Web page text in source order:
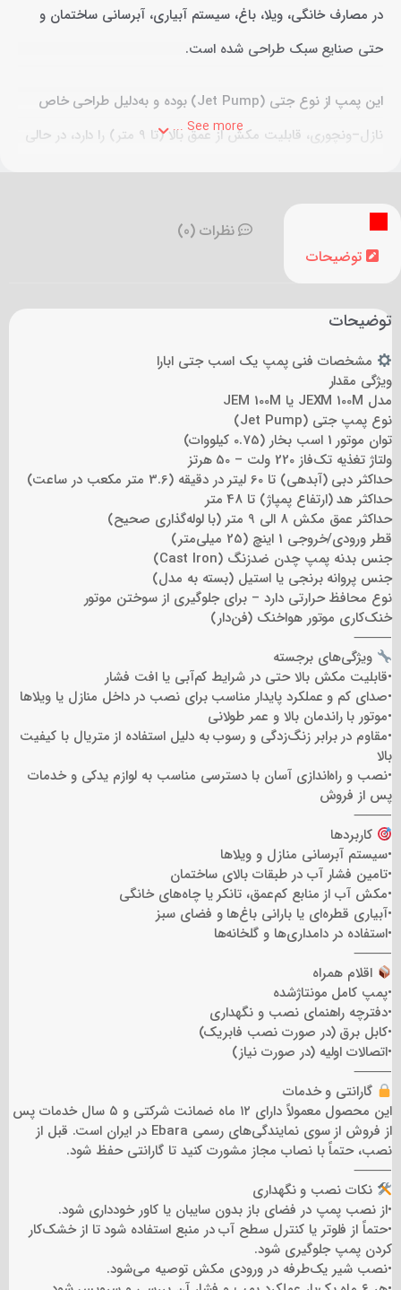
در مصارف خانگی، ویلا، باغ، سیستم آبیاری، آبرسانی ساختمان و
حتی صنایع سبک طراحی شده است.
این پمپ از نوع جتی (Jet Pump) بوده و به‌دلیل طراحی خاص
نازل–ونچوری، قابلیت مکش از عمق بالا (تا 9 متر) را دارد، در حالی
که جریان یکنواخت و فشار مناسبی را در خروجی ارائه می‌دهد.
مدل‌های جتی ابارا برای مناطقی با فشار آب پایین یا چاه‌های
کم‌عمق، انتخابی ایده‌آل هستند.
See more ...
توضیحات
نظرات (0)
توضیحات
مشخصات فنی پمپ یک اسب جتی ابارا
ویژگی مقدار
مدل JEXM 100M یا JEM 100M
نوع پمپ جتی (Jet Pump)
توان موتور 1 اسب بخار (0.75 کیلووات)
ولتاژ تغذیه تک‌فاز 220 ولت – 50 هرتز
حداکثر دبی (آبدهی) تا 60 لیتر در دقیقه (3.6 متر مکعب در ساعت)
حداکثر هد (ارتفاع پمپاژ) تا 48 متر
حداکثر عمق مکش 8 الی 9 متر (با لوله‌گذاری صحیح)
قطر ورودی/خروجی 1 اینچ (25 میلی‌متر)
جنس بدنه پمپ چدن ضدزنگ (Cast Iron)
جنس پروانه برنجی یا استیل (بسته به مدل)
نوع محافظ حرارتی دارد – برای جلوگیری از سوختن موتور
خنک‌کاری موتور هواخنک (فن‌دار)
⸻
ویژگی‌های برجسته
•قابلیت مکش بالا حتی در شرایط کم‌آبی یا افت فشار
•صدای کم و عملکرد پایدار مناسب برای نصب در داخل منازل یا ویلاها
•موتور با راندمان بالا و عمر طولانی
•مقاوم در برابر زنگ‌زدگی و رسوب به دلیل استفاده از متریال با کیفیت
بالا
•نصب و راه‌اندازی آسان با دسترسی مناسب به لوازم یدکی و خدمات
پس از فروش
⸻
کاربردها
•سیستم آبرسانی منازل و ویلاها
•تامین فشار آب در طبقات بالای ساختمان
•مکش آب از منابع کم‌عمق، تانکر یا چاه‌های خانگی
•آبیاری قطره‌ای یا بارانی باغ‌ها و فضای سبز
•استفاده در دامداری‌ها و گلخانه‌ها
⸻
اقلام همراه
•پمپ کامل مونتاژشده
•دفترچه راهنمای نصب و نگهداری
•کابل برق (در صورت نصب فابریک)
•اتصالات اولیه (در صورت نیاز)
⸻
گارانتی و خدمات
این محصول معمولاً دارای ۱۲ ماه ضمانت شرکتی و ۵ سال خدمات پس
از فروش از سوی نمایندگی‌های رسمی Ebara در ایران است. قبل از
نصب، حتماً با نصاب مجاز مشورت کنید تا گارانتی حفظ شود.
⸻
نکات نصب و نگهداری
•از نصب پمپ در فضای باز بدون سایبان یا کاور خودداری شود.
•حتماً از فلوتر یا کنترل سطح آب در منبع استفاده شود تا از خشک‌کار
کردن پمپ جلوگیری شود.
•نصب شیر یک‌طرفه در ورودی مکش توصیه می‌شود.